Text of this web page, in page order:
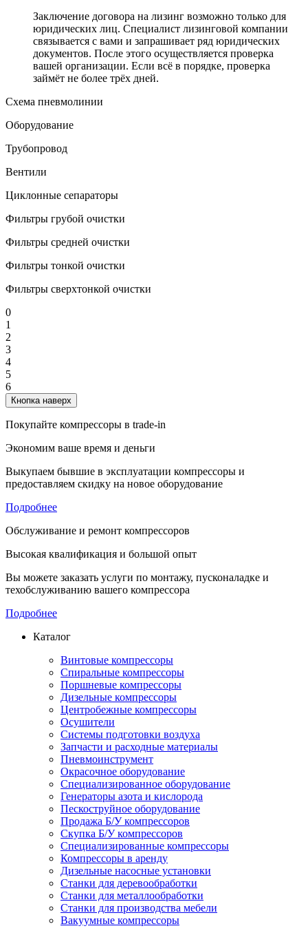
Заключение договора на лизинг возможно только для
юридических лиц. Специалист лизинговой компании
связывается с вами и запрашивает ряд юридических
документов. После этого осуществляется проверка
вашей организации. Если всё в порядке, проверка
займёт не более трёх дней.
Схема пневмолинии
Оборудование
Трубопровод
Вентили
Циклонные сепараторы
Фильтры грубой очистки
Фильтры средней очистки
Фильтры тонкой очистки
Фильтры сверхтонкой очистки
0
1
2
3
4
5
6
Кнопка наверх
Покупайте компрессоры в trade-in
Экономим ваше время и деньги
Выкупаем бывшие в эксплуатации компрессоры и
предоставляем скидку на новое оборудование
Подробнее
Обслуживание и ремонт компрессоров
Высокая квалификация и большой опыт
Вы можете заказать услуги по монтажу, пусконаладке и
техобслуживанию вашего компрессора
Подробнее
Каталог
Винтовые компрессоры
Спиральные компрессоры
Поршневые компрессоры
Дизельные компрессоры
Центробежные компрессоры
Осушители
Системы подготовки воздуха
Запчасти и расходные материалы
Пневмоинструмент
Окрасочное оборудование
Специализированное оборудование
Генераторы азота и кислорода
Пескоструйное оборудование
Продажа Б/У компрессоров
Скупка Б/У компрессоров
Специализированные компрессоры
Компрессоры в аренду
Дизельные насосные установки
Станки для деревообработки
Станки для металлообработки
Станки для производства мебели
Вакуумные компрессоры